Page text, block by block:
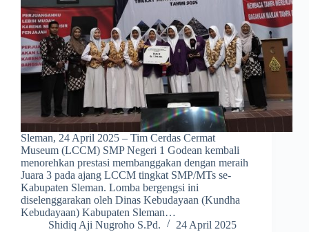
Sleman, 24 April 2025 – Tim Cerdas Cermat
Museum (LCCM) SMP Negeri 1 Godean kembali
menorehkan prestasi membanggakan dengan meraih
Juara 3 pada ajang LCCM tingkat SMP/MTs se-
Kabupaten Sleman. Lomba bergengsi ini
diselenggarakan oleh Dinas Kebudayaan (Kundha
Kebudayaan) Kabupaten Sleman…
Shidiq Aji Nugroho S.Pd.
24 April 2025